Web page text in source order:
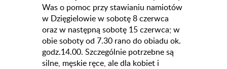
Was o pomoc przy stawianiu namiotów
w Dzięgielowie w sobotę 8 czerwca
oraz w następną sobotę 15 czerwca; w
obie soboty od 7.30 rano do obiadu ok.
godz.14.00. Szczególnie potrzebne są
silne, męskie ręce, ale dla kobiet i